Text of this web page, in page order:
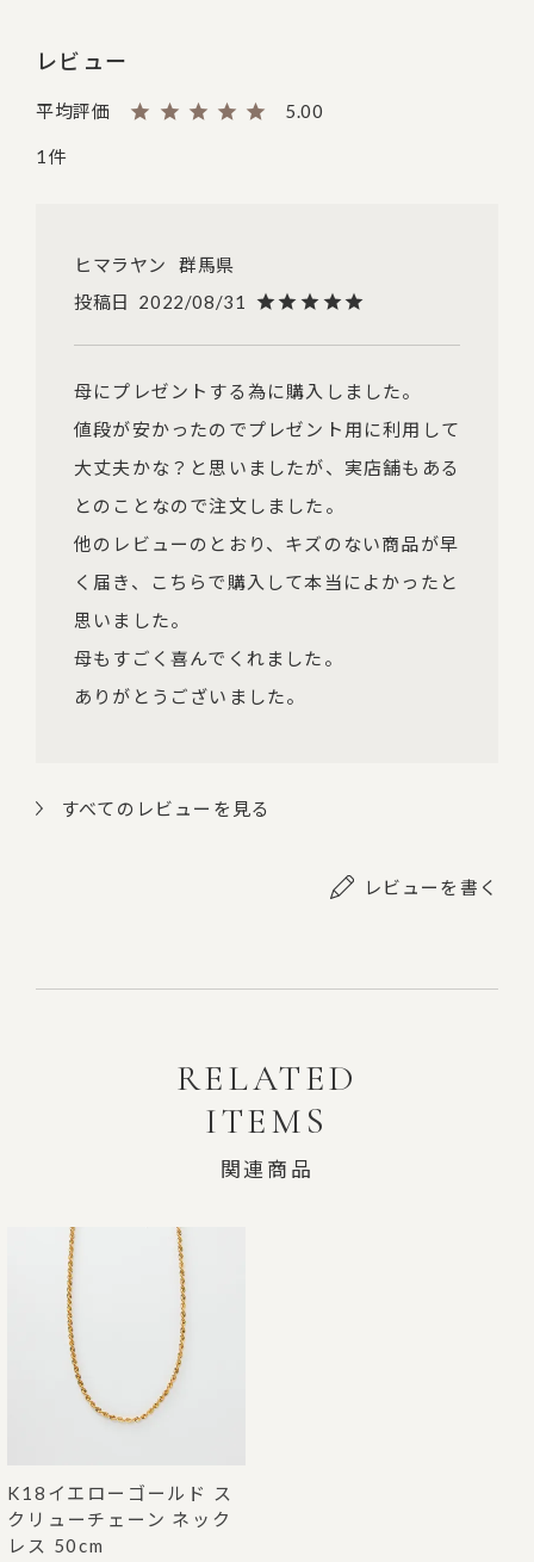
レビュー
5.00
1
ヒマラヤン
群馬県
投稿日
2022/08/31
母にプレゼントする為に購入しました。
値段が安かったのでプレゼント用に利用して
大丈夫かな？と思いましたが、実店舗もある
とのことなので注文しました。
他のレビューのとおり、キズのない商品が早
く届き、こちらで購入して本当によかったと
思いました。
母もすごく喜んでくれました。
ありがとうございました。
すべてのレビューを見る
レビューを書く
RELATED
ITEMS
関連商品
K18イエローゴールド ス
クリューチェーン ネック
レス 50cm